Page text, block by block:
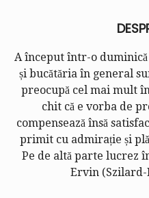
A început într-o
și bucătăria în general
preocupă cel mai mult
chit că e vorba de
compensează însă
primit cu admirație și
Pe de altă parte lucrez
Ervin (